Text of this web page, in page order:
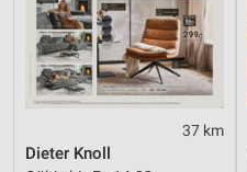
37 km
Dieter Knoll